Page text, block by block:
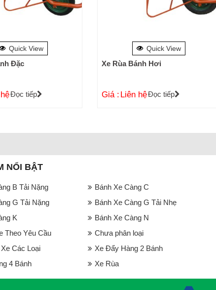
Quick View
Đặc
Đọc tiếp
Quick View
Xe Rùa Bánh Hơi
Giá : Liên hệĐọc tiếp
NỔI BẬT
B Tải Nặng
Bánh Xe Càng C
G Tải Nặng
Bánh Xe Càng G Tải Nhẹ
K
Bánh Xe Càng N
Theo Yêu Cầu
Chưa phân loại
Các Loại
Xe Đẩy Hàng 2 Bánh
4 Bánh
Xe Rùa